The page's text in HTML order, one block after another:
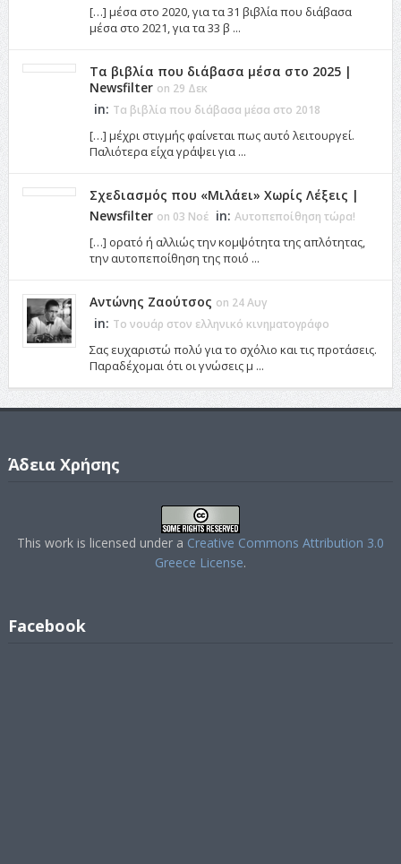
[…] μέσα στο 2020, για τα 31 βιβλία που διάβασα
μέσα στο 2021, για τα 33 β ...
Τα βιβλία που διάβασα μέσα στο 2025 |
Newsfilter on 29 Δεκ
in: Τα βιβλία που διάβασα μέσα στο 2018
[…] μέχρι στιγμής φαίνεται πως αυτό λειτουργεί.
Παλιότερα είχα γράψει για ...
Σχεδιασμός που «Μιλάει» Χωρίς Λέξεις |
Newsfilter on 03 Νοέ in: Αυτοπεποίθηση τώρα!
[…] ορατό ή αλλιώς την κομψότητα της απλότητας,
την αυτοπεποίθηση της ποιό ...
Αντώνης Ζαούτσος on 24 Αυγ
in: Το νουάρ στον ελληνικό κινηματογράφο
Σας ευχαριστώ πολύ για το σχόλιο και τις προτάσεις.
Παραδέχομαι ότι οι γνώσεις μ ...
Άδεια Χρήσης
This work is licensed under a Creative Commons Attribution 3.0
Greece License.
Facebook